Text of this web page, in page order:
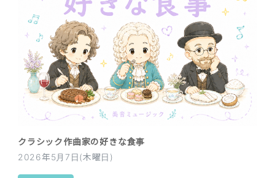
クラシック作曲家の好きな食事
2026年5月7日(木曜日)